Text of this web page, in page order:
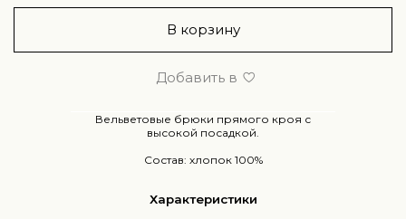
В корзину
Добавить в
Вельветовые брюки прямого кроя с
высокой посадкой.
Состав: хлопок 100%
Характеристики